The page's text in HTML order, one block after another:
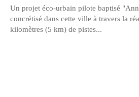
Un projet éco-urbain pilote baptisé
concrétisé dans cette ville à travers la
kilomètres (5 km) de pistes...